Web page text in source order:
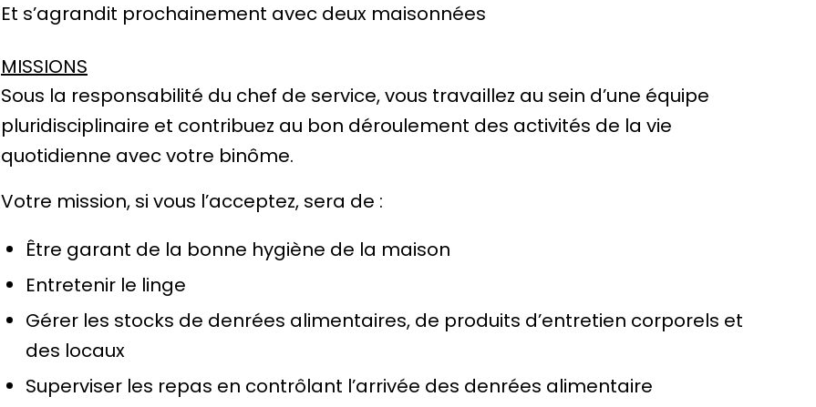
Et s’agrandit prochainement avec deux maisonnées
MISSIONS
Sous la responsabilité du chef de service, vous travaillez au sein d’une équipe
pluridisciplinaire et contribuez au bon déroulement des activités de la vie
quotidienne avec votre binôme.
Votre mission, si vous l’acceptez, sera de :
Être garant de la bonne hygiène de la maison
Entretenir le linge
Gérer les stocks de denrées alimentaires, de produits d’entretien corporels et
des locaux
Superviser les repas en contrôlant l’arrivée des denrées alimentaire